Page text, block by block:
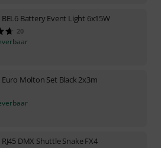
BEL6 Battery Event Light 6x15W
20
Euro Molton Set Black 2x3m
RJ45 DMX Shuttle Snake FX4